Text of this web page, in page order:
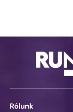
Rólunk